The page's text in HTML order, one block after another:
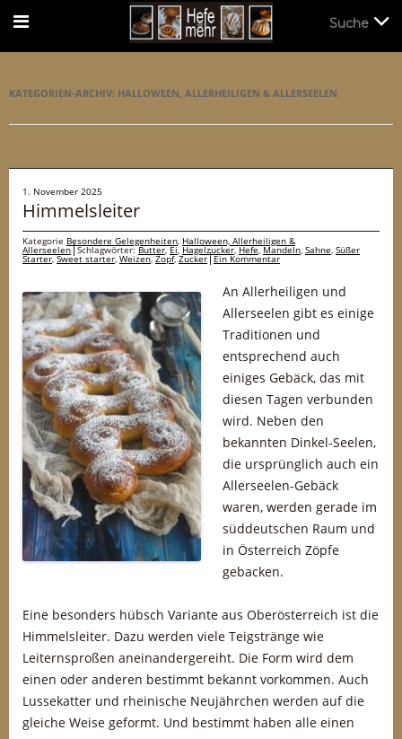
KATEGORIEN-ARCHIV: HALLOWEEN, ALLERHEILIGEN & ALLERSEELEN
1. November 2025
Himmelsleiter
Kategorie Besondere Gelegenheiten, Halloween, Allerheiligen &
Allerseelen Schlagwörter:Butter,Ei, Hagelzucker,Hefe,Mandeln, Sahne, Süßer
Starter,Sweet starter, Weizen,Zopf,Zucker Ein Kommentar
An Allerheiligen und
Allerseelen gibt es einige
Traditionen und
entsprechend auch
einiges Gebäck, das mit
diesen Tagen verbunden
wird. Neben den
bekannten Dinkel-Seelen,
die ursprünglich auch ein
Allerseelen-Gebäck
waren, werden gerade im
süddeutschen Raum und
in Österreich Zöpfe
gebacken.
Eine besonders hübsch Variante aus Oberösterreich ist die
Himmelsleiter. Dazu werden viele Teigstränge wie
Leiternsproßen aneinandergereiht. Die Form wird dem
einen oder anderen bestimmt bekannt vorkommen. Auch
Lussekatter und rheinische Neujährchen werden auf die
gleiche Weise geformt. Und bestimmt haben alle einen
Suche
Suche